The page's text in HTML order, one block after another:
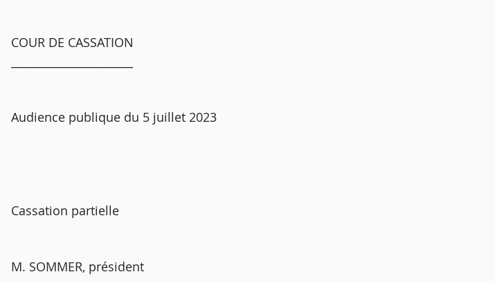
COUR DE CASSATION
Audience publique du 5 juillet 2023
Cassation partielle
M. SOMMER, président